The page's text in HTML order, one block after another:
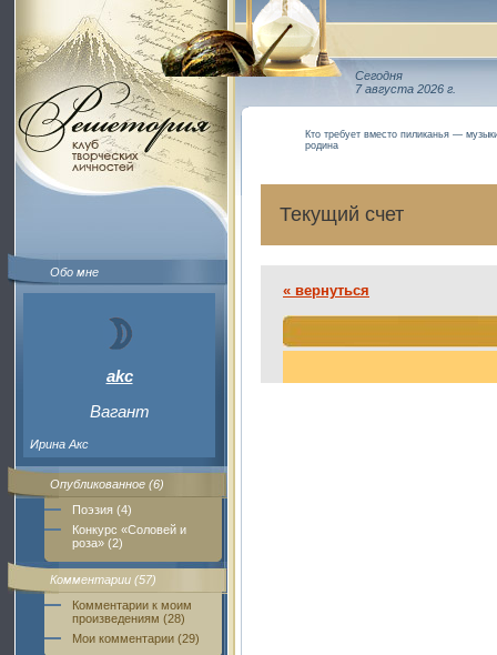
Обо мне
akc
Вагант
Ирина Акс
Опубликованное (6)
Поэзия (4)
Конкурс «Соловей и
роза» (2)
Комментарии (57)
Комментарии к моим
произведениям (28)
Мои комментарии (29)
Сегодня
7 августа 2026 г.
Кто требует вместо пиликанья —
родина
Текущий счет
« вернуться